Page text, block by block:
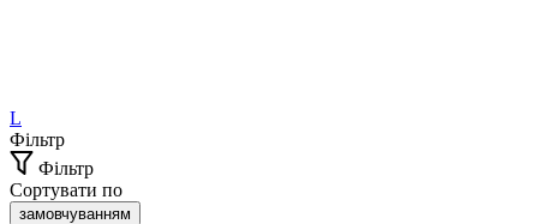
L
Фільтр
Фільтр
Сортувати по
замовчуванням